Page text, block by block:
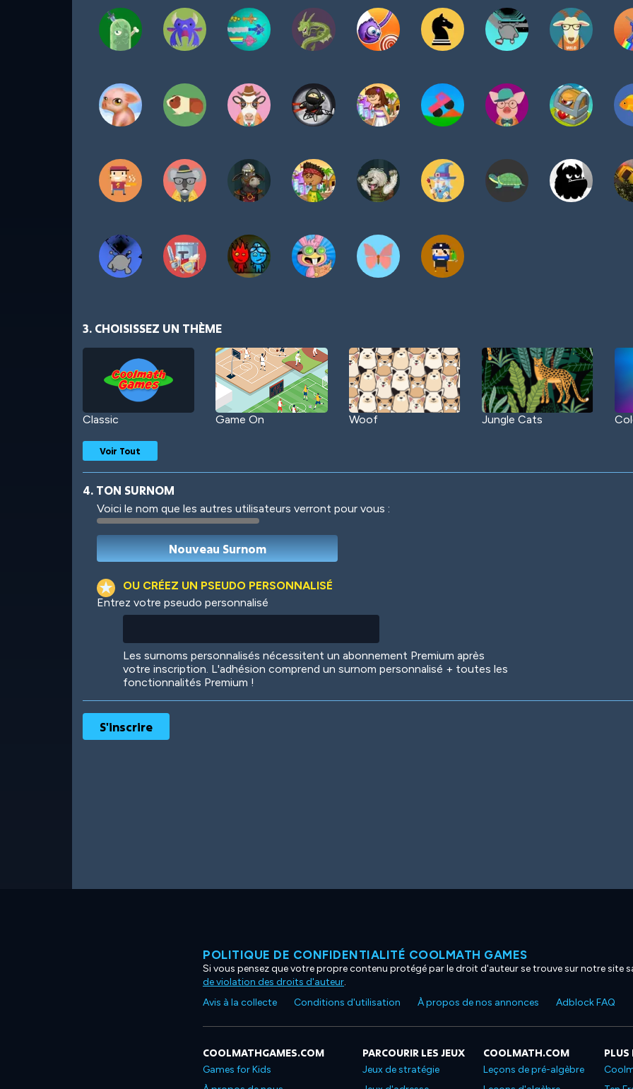
3. CHOISISSEZ UN THÈME
Classic Game On Woof Jungle Cats
Robotic International
Ooh! Aah!
Voir Tout
4. TON SURNOM
Voici le nom que les autres utilisateurs verront pour vous :
OU CRÉEZ UN PSEUDO PERSONNALISÉ
Entrez votre pseudo personnalisé
Les surnoms personnalisés nécessitent un abonnement Premium après
votre inscription. L'adhésion comprend un surnom personnalisé + toutes les
fonctionnalités Premium !
POLITIQUE DE CONFIDENTIALITÉ COOLMATH GAMES
Si vous pensez que votre propre contenu protégé par le droit d'auteur se trouve sur notre site
de violation des droits d'auteur.
Avis à la collecte
Conditions d'utilisation À propos de nos annonces Adblock FAQ
COOLMATHGAMES.COM
Games for Kids
PARCOURIR LES JEUX
Jeux de stratégie
COOLMATH.COM
Leçons de pré-algèbre
PLUS